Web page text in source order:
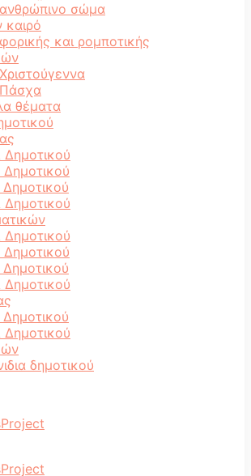
ανθρώπινο σώμα
καιρό
και ρομποτικής
Πάσχα
θέματα
Δημοτικού
Δημοτικού
Δημοτικού
Δημοτικού
Δημοτικού
Δημοτικού
Δημοτικού
Δημοτικού
Δημοτικού
Δημοτικού
δημοτικού